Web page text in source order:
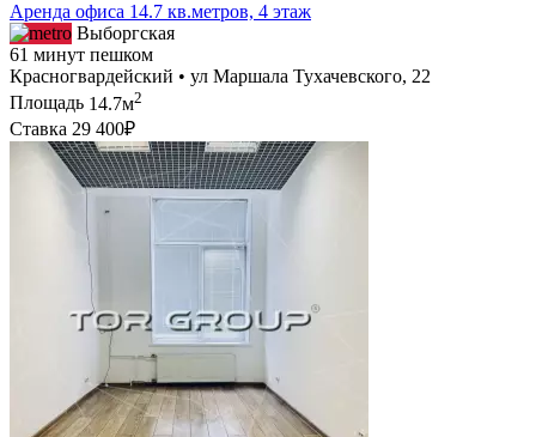
Аренда офиса 14.7 кв.метров, 4 этаж
Выборгская
61 минут пешком
Красногвардейский • ул Маршала Тухачевского, 22
Площадь 14.7м2
Ставка 29 400₽